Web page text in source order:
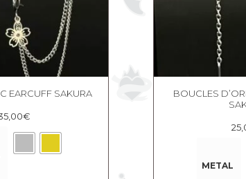
EARCUFF SAKURA
€
BOUCLES
METAL